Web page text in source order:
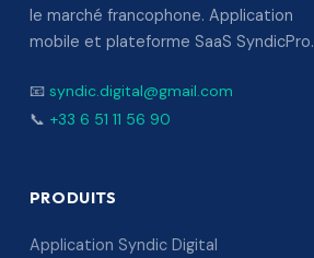
le marché francophone. Application
mobile et plateforme SaaS SyndicPro.
📧 syndic.digital@gmail.com
📞 +33 6 51 11 56 90
PRODUITS
Application Syndic Digital